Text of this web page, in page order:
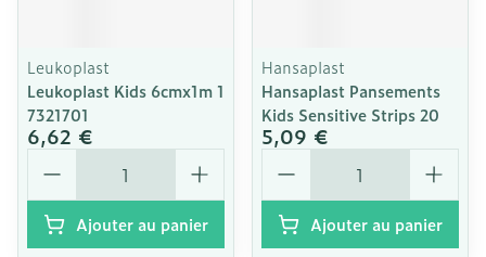
Leukoplast
Leukoplast Kids 6cmx1m 1
7321701
6,62 €
Quantité
Ajouter au panier
Hansaplast
Hansaplast Pansements
Kids Sensitive Strips 20
5,09 €
Quantité
Ajouter au panier